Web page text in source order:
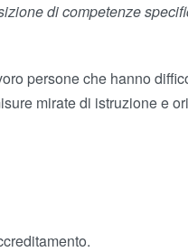
di competenze
persone che hanno
mirate di istruzione e